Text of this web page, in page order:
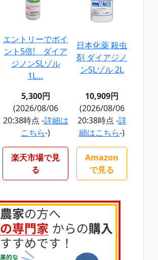
エントリーでポイ
ント5倍! ダイア
ジノンSLゾル
1L…
日本化薬 殺虫
剤 ダイアジノ
ンSLゾル 2L
5,300円
(2026/08/06
20:38時点 -詳細は
こちら-)
10,909円
(2026/08/06
20:38時点 -詳
細はこちら-)
楽天市場で見
る
Amazon
で見る